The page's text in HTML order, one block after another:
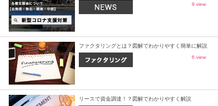
9 view
ファクタリングとは？図解でわかりやすく簡単に解説
6 view
リースで資金調達！？図解でわかりやすく解説